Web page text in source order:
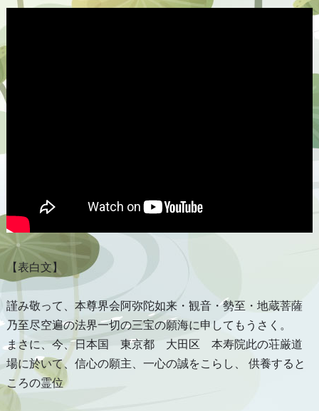
【表白文】
謹み敬って、本尊界会阿弥陀如来・観音・勢至・地蔵菩薩
乃至尽空遍の法界一切の三宝の願海に申してもうさく。
まさに、今、日本国 東京都 大田区 本寿院此の荘厳道
場に於いて、信心の願主、一心の誠をこらし、 供養すると
ころの霊位